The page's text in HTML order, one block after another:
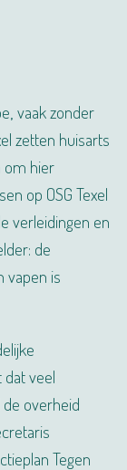
vaak zonder
zetten huisarts
om hier
op OSG Texel
verleidingen en
de
vapen is
veel
overheid
Tegen